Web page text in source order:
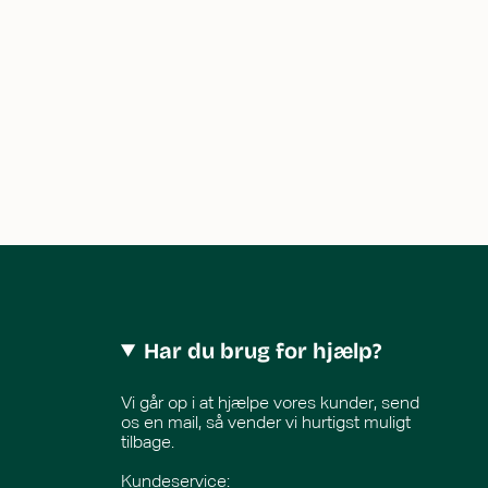
Har du brug for hjælp?
Vi går op i at hjælpe vores kunder, send
os en mail, så vender vi hurtigst muligt
tilbage.
Kundeservice: